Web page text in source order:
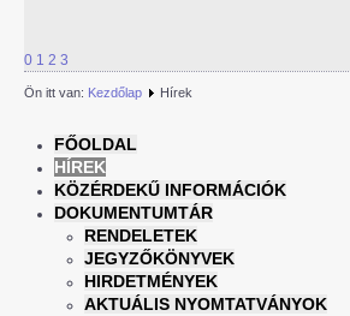
0 1 2 3
Ön itt van: Kezdőlap Hírek
FŐOLDAL
HÍREK
KÖZÉRDEKŰ INFORMÁCIÓK
DOKUMENTUMTÁR
RENDELETEK
JEGYZŐKÖNYVEK
HIRDETMÉNYEK
AKTUÁLIS NYOMTATVÁNYOK